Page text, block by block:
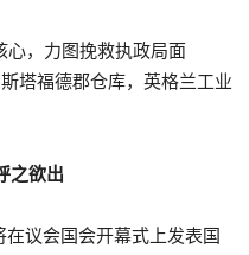
心，力图挽救执政局面
塔福德郡仓库，英格兰工业
之欲出
议会国会开幕式上发表国